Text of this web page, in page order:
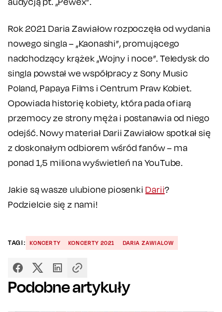
Rok 2021 Daria Zawiałow rozpoczęła od wydania
nowego singla – „Kaonashi”, promującego
nadchodzący krążek „Wojny i noce”. Teledysk do
singla powstał we współpracy z Sony Music
Poland, Papaya Films i Centrum Praw Kobiet.
Opowiada historię kobiety, która pada ofiarą
przemocy ze strony męża i postanawia od niego
odejść. Nowy materiał Darii Zawiałow spotkał się
z doskonałym odbiorem wśród fanów – ma
ponad 1,5 miliona wyświetleń na YouTube.
Jakie są wasze ulubione piosenki Darii?
Podzielcie się z nami!
TAGI: KONCERTY KONCERTY 2021 DARIA ZAWIALOW
Podobne artykuły